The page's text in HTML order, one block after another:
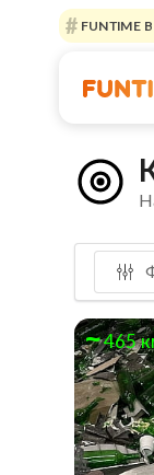
FUNTIME В
465